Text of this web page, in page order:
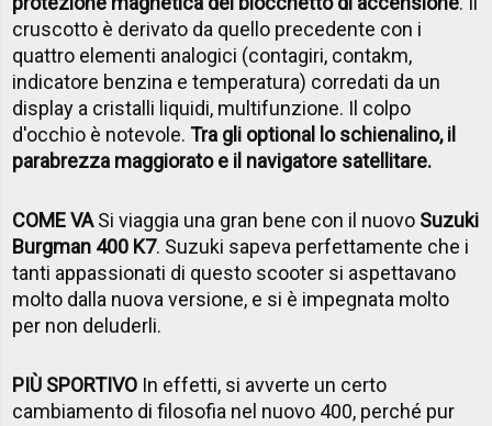
cruscotto è derivato da quello precedente con i
quattro elementi analogici (contagiri, contakm,
indicatore benzina e temperatura) corredati da un
display a cristalli liquidi, multifunzione. Il colpo
d'occhio è notevole.Tra gli optional lo schienalino, il
parabrezza maggiorato e il navigatore satellitare.
COME VASi viaggia una gran bene con il nuovo Suzuki
Burgman 400 K7. Suzuki sapeva perfettamente che i
tanti appassionati di questo scooter si aspettavano
molto dalla nuova versione, e si è impegnata molto
per non deluderli.
PIÙ SPORTIVO In effetti, si avverte un certo
cambiamento di filosofia nel nuovo 400, perché pur